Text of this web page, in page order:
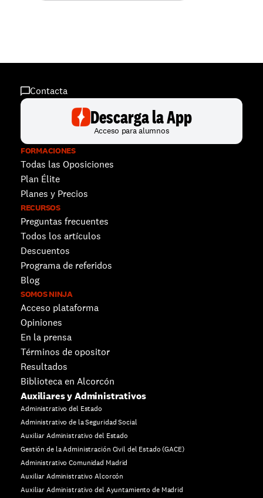
FORMACIONES
Todas las Oposiciones
Plan Élite
Planes y Precios
RECURSOS
Preguntas frecuentes
Todos los artículos
Descuentos
Programa de referidos
Blog
SOMOS NINJA
Acceso plataforma
Opiniones
En la prensa
Términos de opositor
Resultados
Biblioteca en Alcorcón
Contacta
Descarga la App
Acceso para alumnos
Auxiliares y Administrativos
Administrativo del Estado
Administrativo de la Seguridad Social
Auxiliar Administrativo del Estado
Gestión de la Administración Civil del Estado (GACE)
Administrativo Comunidad Madrid
Auxiliar Administrativo Alcorcón
Auxiliar Administrativo del Ayuntamiento de Madrid